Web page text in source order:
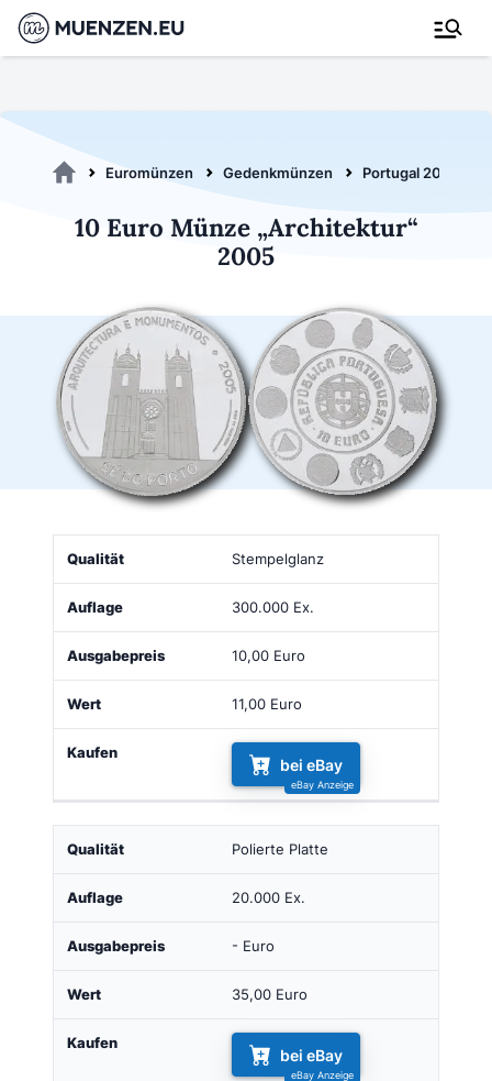
Euromünzen Gedenkmünzen Portugal 2005
10 Euro Münze „Architektur“
2005
Qualität Ausgabepreis
Stempelglanz
300.000 Ex.
10,00 Euro
11,00 Euro
bei eBay
Polierte Platte
20.000 Ex.
- Euro
35,00 Euro
bei eBay